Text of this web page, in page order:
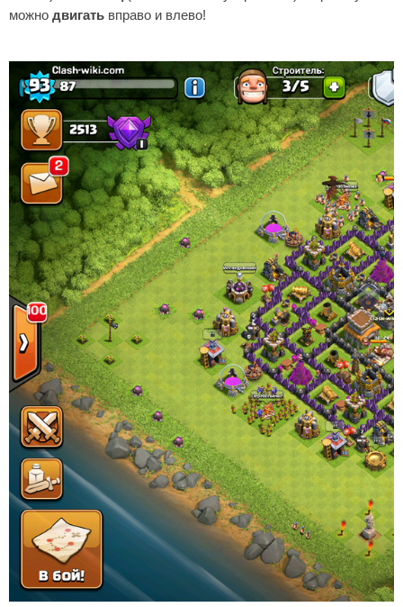
можно двигать вправо и влево!